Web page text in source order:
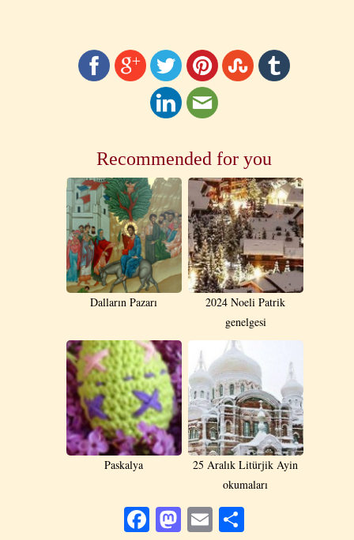
Recommended for you
Dalların Pazarı
2024 Noeli Patrik
genelgesi
Paskalya
25 Aralık Litürjik Ayin
okumaları
Facebook
Mastodon
Email